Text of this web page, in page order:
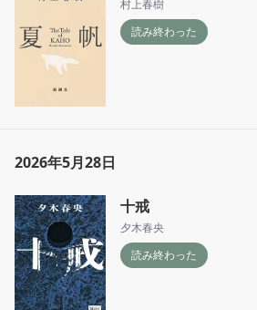
村上春樹
読み終わった
2026年5月28日
十戒
夕木春央
読み終わった